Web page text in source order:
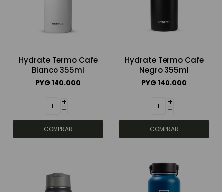
Hydrate Termo Cafe
Blanco 355ml
PYG 140.000
+
-
Hydrate Termo Cafe
Negro 355ml
PYG 140.000
+
-